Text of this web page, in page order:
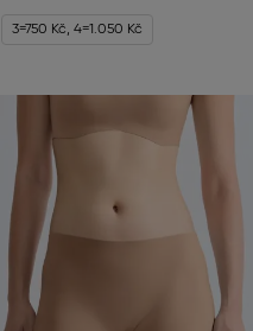
3=750 Kč, 4=1.050 Kč